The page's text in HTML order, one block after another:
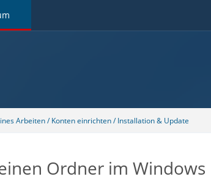
Arbeiten / Konten einrichten / Installation & Update
Ordner im